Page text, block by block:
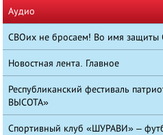
Аудио
СВОих не бросаем! Во имя защиты
Новостная лента. Главное
Республиканский фестиваль
ВЫСОТА»
Спортивный клуб «ШУРАВИ» –